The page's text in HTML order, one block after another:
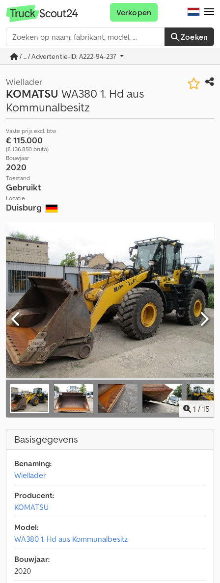
Zoeken
Verkopen
/ ... / Advertentie-ID: A222-94-237
Wiellader
KOMATSU WA380 1. Hd aus
Kommunalbesitz
Vaste prijs excl. btw
€ 115.000
(€ 136.850 bruto)
Bouwjaar
2020
Toestand
Gebruikt
Locatie
Duisburg
1 / 15
Basisgegevens
Benaming:
Wiellader
Producent:
KOMATSU
Model:
WA380 1. Hd aus Kommunalbesitz
Bouwjaar:
2020